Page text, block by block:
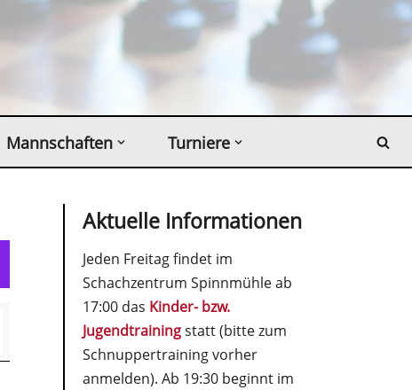
Mannschaften Turniere
Aktuelle Informationen
Jeden Freitag findet im
Schachzentrum Spinnmühle ab
17:00 das Kinder- bzw.
Jugendtrainingstatt (bitte zum
Schnuppertraining vorher
anmelden). Ab 19:30 beginnt im